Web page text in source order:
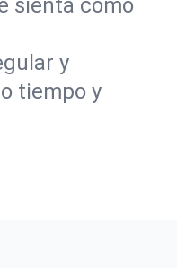
sienta como
y
tiempo y